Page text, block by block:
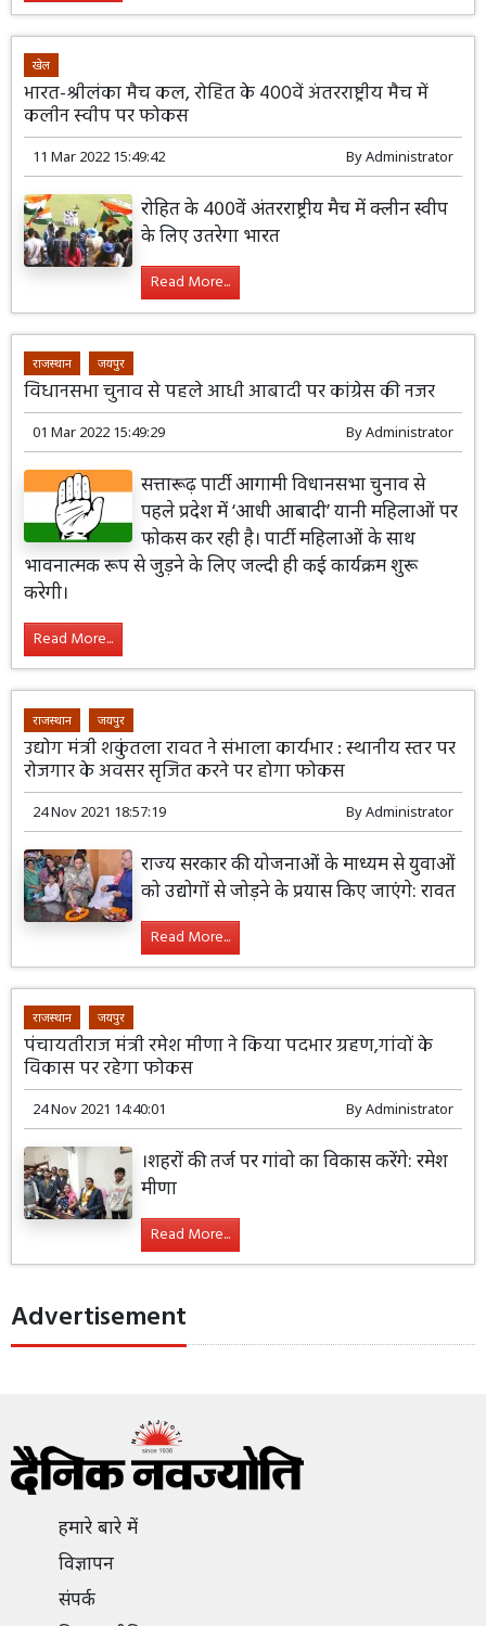
खेल
भारत-श्रीलंका मैच कल, रोहित के 400वें अंतरराष्ट्रीय मैच में
कलीन स्वीप पर फोकस
11 Mar 2022 15:49:42 ByAdministrator
रोहित के 400वें अंतरराष्ट्रीय मैच में क्लीन स्वीप
के लिए उतरेगा भारत
Read More...
राजस्थान जयपुर
विधानसभा चुनाव से पहले आधी आबादी पर कांग्रेस की नजर
01 Mar 2022 15:49:29 ByAdministrator
सत्तारूढ़ पार्टी आगामी विधानसभा चुनाव से
पहले प्रदेश में ‘आधी आबादी’ यानी महिलाओं पर
फोकस कर रही है। पार्टी महिलाओं के साथ
भावनात्मक रूप से जुड़ने के लिए जल्दी ही कई कार्यक्रम शुरू
करेगी।
Read More...
राजस्थान जयपुर
उद्योग मंत्री शकुंतला रावत ने संभाला कार्यभार : स्थानीय स्तर पर
रोजगार के अवसर सृजित करने पर होगा फोकस
24 Nov 2021 18:57:19 ByAdministrator
राज्य सरकार की योजनाओं के माध्यम से युवाओं
को उद्योगों से जोड़ने के प्रयास किए जाएंगे: रावत
Read More...
राजस्थान जयपुर
पंचायतीराज मंत्री रमेश मीणा ने किया पदभार ग्रहण,गांवों के
विकास पर रहेगा फोकस
24 Nov 2021 14:40:01 ByAdministrator
।शहरों की तर्ज पर गांवो का विकास करेंगे: रमेश
मीणा
Read More...
Advertisement
हमारे बारे में
विज्ञापन
संपर्क